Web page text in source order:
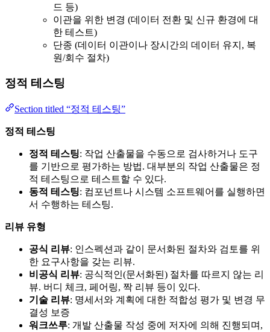
드 등)
이관을 위한 변경 (데이터 전환 및 신규 환경에 대
한 테스트)
단종 (데이터 이관이나 장시간의 데이터 유지, 복
원/회수 절차)
정적 테스팅
Section titled “정적 테스팅”
정적 테스팅
정적 테스팅: 작업 산출물을 수동으로 검사하거나 도구
를 기반으로 평가하는 방법. 대부분의 작업 산출물은 정
적 테스팅으로 테스트할 수 있다.
동적 테스팅: 컴포넌트나 시스템 소프트웨어를 실행하면
서 수행하는 테스팅.
리뷰 유형
공식 리뷰: 인스펙션과 같이 문서화된 절차와 검토를 위
한 요구사항을 갖는 리뷰.
비공식 리뷰: 공식적인(문서화된) 절차를 따르지 않는 리
뷰. 버디 체크, 페어링, 짝 리뷰 등이 있다.
기술 리뷰: 명세서와 계획에 대한 적합성 평가 및 변경 무
결성 보증
워크쓰루: 개발 산출물 작성 중에 저자에 의해 진행되며,